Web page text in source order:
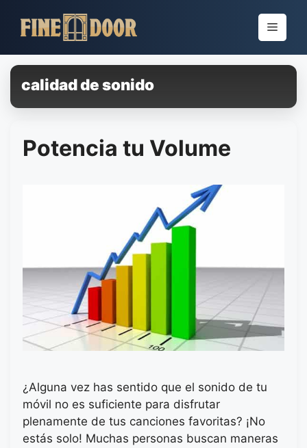
para
conteúdo
Menu
calidad de sonido
Potencia tu Volume
¿Alguna vez has sentido que el sonido de tu
móvil no es suficiente para disfrutar
plenamente de tus canciones favoritas? ¡No
estás solo! Muchas personas buscan maneras